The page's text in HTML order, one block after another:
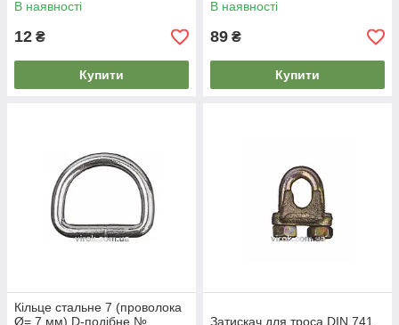
В наявності
12 ₴
Купити
В наявності
89 ₴
Купити
Кільце стальне 7 (проволока
Ø= 7 мм) D-подібне №
Затискач для троса DIN 741,